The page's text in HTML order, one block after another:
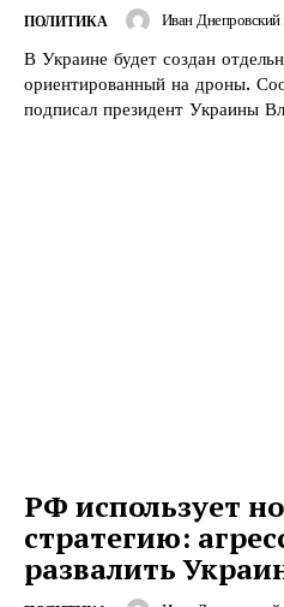
ПОЛИТИКА Иван Днепровский
В Украине будет создан
ориентированный на дроны.
подписал президент Украины
РФ использует
стратегию:
развалить